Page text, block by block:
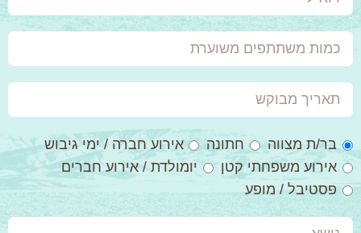
כמות
משתתפים
משוערת
תאריך
מבוקש
סגנון
אירוע
בר/ת מצווה חתונה
אירוע חברה / ימי גיבוש
אירוע משפחתי קטן
יומולדת / אירוע חברים
פסטיבל / מופע
נושא